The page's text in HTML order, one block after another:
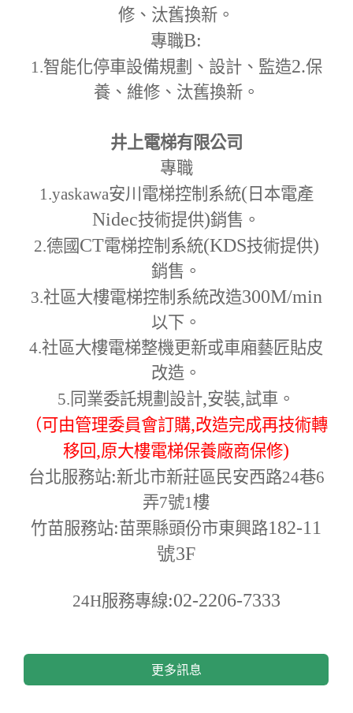
修、汰舊換新。
專職B:
1.智能化停車設備規劃、設計、監造2.保
養、維修、汰舊換新。
井上電梯有限公司
專職
1.yaskawa安川電梯控制系統( 日本電產
Nidec技術提供)銷售。
2.德國 CT電梯控制系統(KDS技術提供)
銷售。
3.社區大樓電梯控制系統改造300M/min
以下。
4.社區大樓電梯整機更新或車廂藝匠貼皮
改造。
5. 同業委託規劃設計,安裝,試車。
（可由管理委員會訂購,改造完成再技術轉
移回,原大樓電梯保養廠商保修)
台北服務站:新北市新莊區民安西路24巷6
弄7號1樓
竹苗服務站:苗栗縣頭份市東興路182-11
號3F
24H服務專線:02-2206-7333
更多訊息